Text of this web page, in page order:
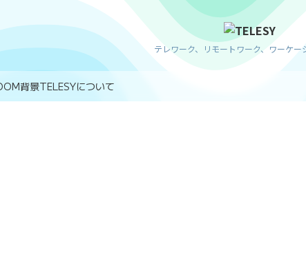
テレワーク、リモートワーク、ワーケー
背景TELESYについて